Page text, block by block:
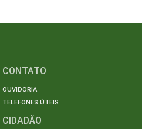
CONTATO
OUVIDORIA
TELEFONES ÚTEIS
CIDADÃO